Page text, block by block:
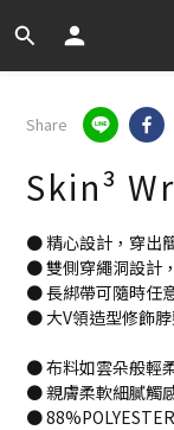
Share
Skin³
● 精心設計，穿出
● 雙側穿繩洞設計
● 長綁帶可隨時任
● 大V領造型修飾
● 布料如雲朵般輕
● 親膚柔軟細膩觸
●